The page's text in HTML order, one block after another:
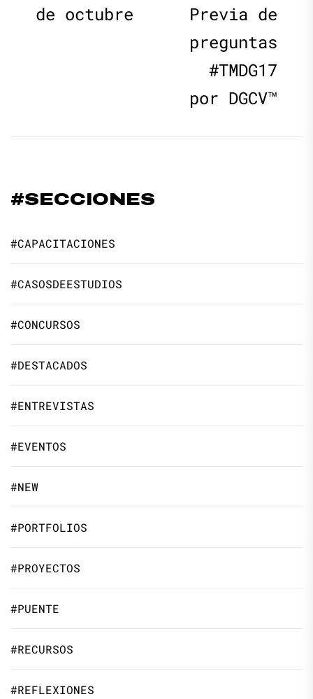
entradas
de octubre
Previa de
preguntas
#TMDG17
por DGCV™
#SECCIONES
#CAPACITACIONES
#CASOSDEESTUDIOS
#CONCURSOS
#DESTACADOS
#ENTREVISTAS
#EVENTOS
#NEW
#PORTFOLIOS
#PROYECTOS
#PUENTE
#RECURSOS
#REFLEXIONES